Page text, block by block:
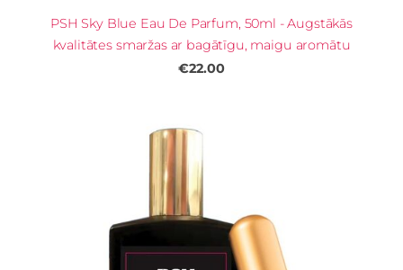
PSH Sky Blue Eau De Parfum, 50ml - Augstākās
kvalitātes smaržas ar bagātīgu, maigu aromātu
€22.00